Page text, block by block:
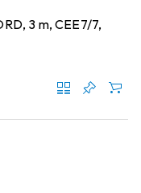
3 m, CEE7/7,